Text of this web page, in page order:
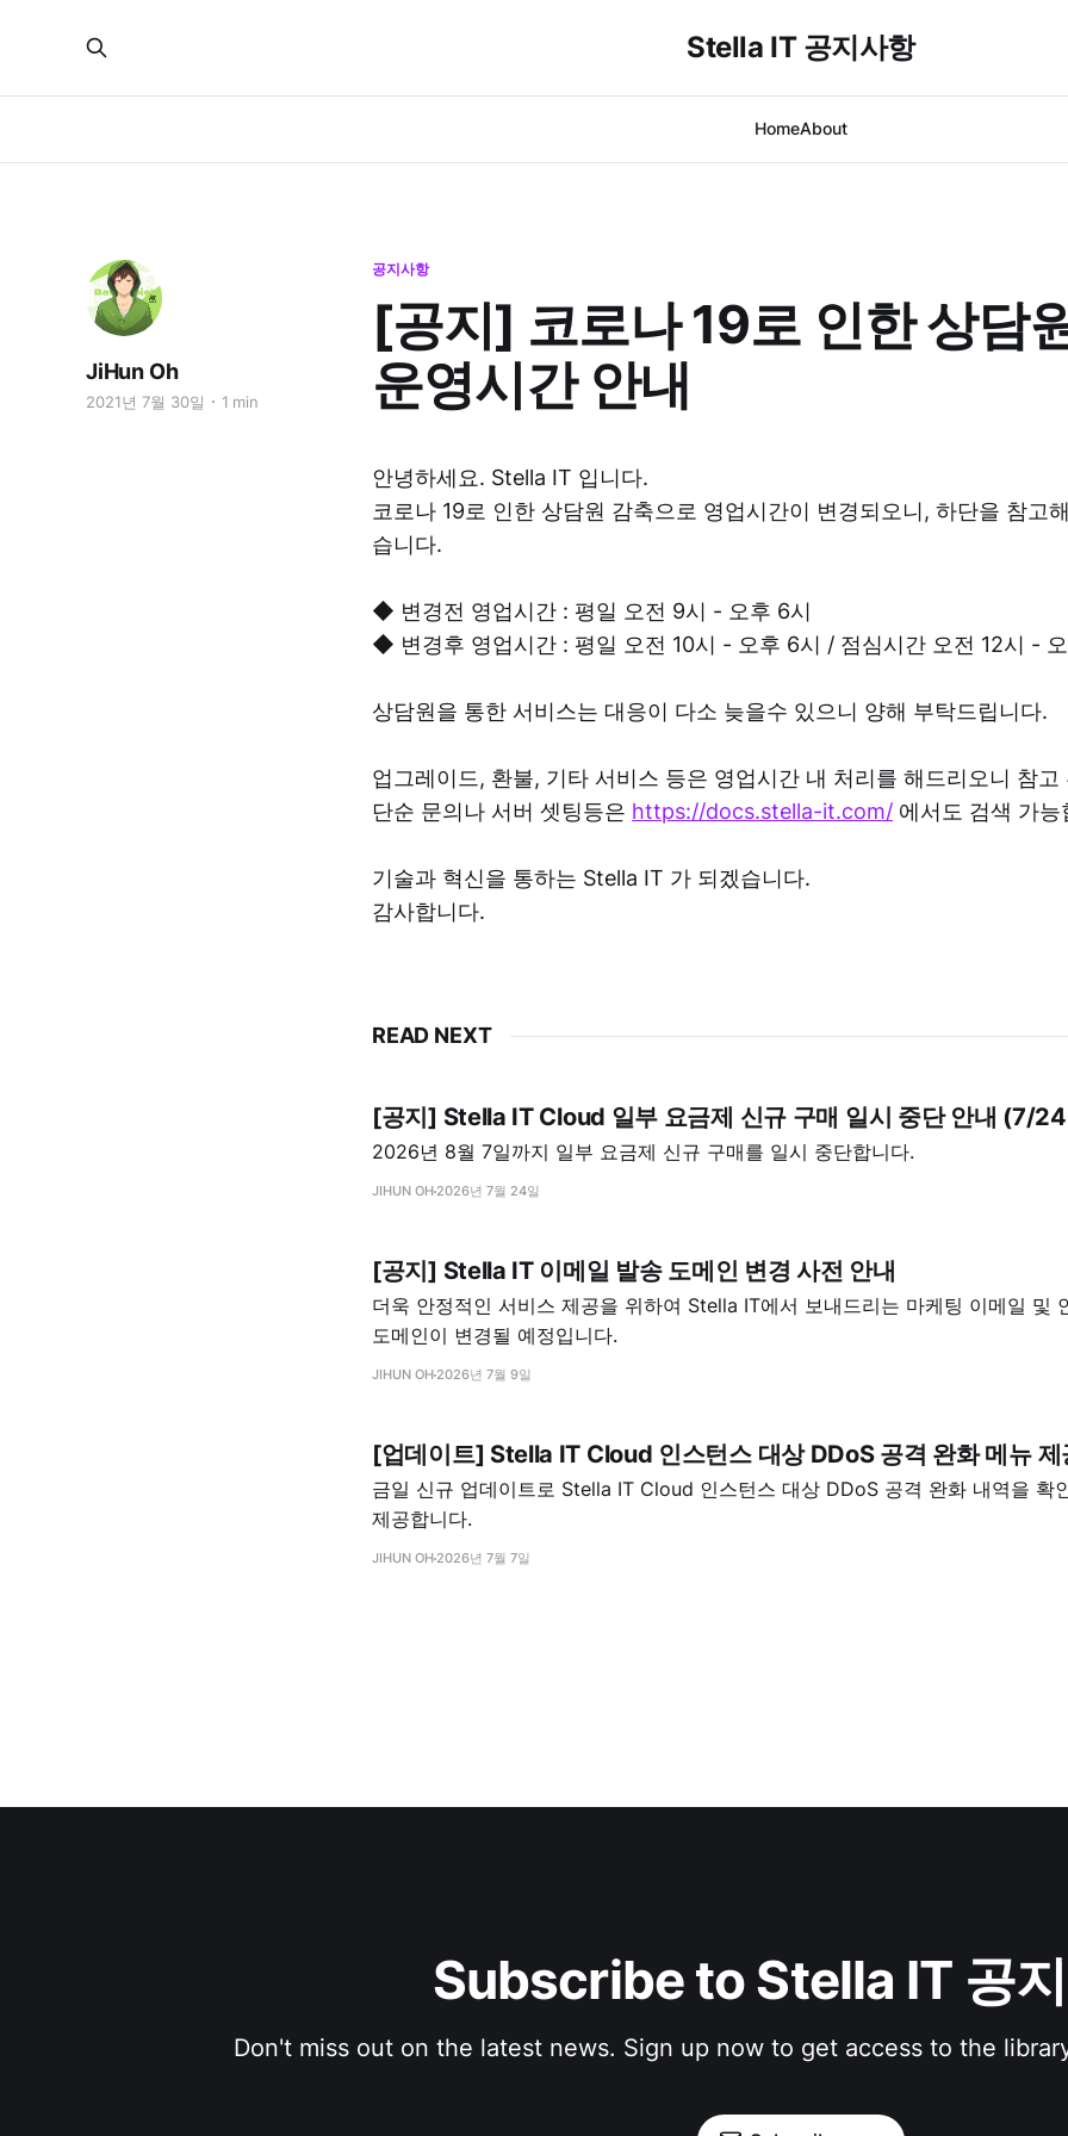
Stella IT 공지사항
HomeAbout
공지사항
[공지] 코로나 19로 인한 상담
운영시간 안내
JiHun Oh
2021년 7월 30일 1 min
안녕하세요. Stella IT 입니다.
코로나 19로 인한 상담원 감축으로 영업시간이 변경되오니, 하단을 참고
습니다.
◆ 변경전 영업시간 : 평일 오전 9시 - 오후 6시
◆ 변경후 영업시간 : 평일 오전 10시 - 오후 6시 / 점심시간 오전 12시 - 오
상담원을 통한 서비스는 대응이 다소 늦을수 있으니 양해 부탁드립니다.
업그레이드, 환불, 기타 서비스 등은 영업시간 내 처리를 해드리오니 참고
단순 문의나 서버 셋팅등은 https://docs.stella-it.com/ 에서도 검색 가능
기술과 혁신을 통하는 Stella IT 가 되겠습니다.
감사합니다.
READ NEXT
[공지] Stella IT Cloud 일부 요금제 신규 구매 일시 중단 안내 (7/
2026년 8월 7일까지 일부 요금제 신규 구매를 일시 중단합니다.
JIHUN OH 2026년 7월 24일
[공지] Stella IT 이메일 발송 도메인 변경 사전 안내
더욱 안정적인 서비스 제공을 위하여 Stella IT에서 보내드리는 마케팅 이메일 및
도메인이 변경될 예정입니다.
JIHUN OH 2026년 7월 9일
[업데이트] Stella IT Cloud 인스턴스 대상 DDoS 공격 완화 메뉴 제
금일 신규 업데이트로 Stella IT Cloud 인스턴스 대상 DDoS 공격 완화 내역을 확
제공합니다.
JIHUN OH 2026년 7월 7일
Subscribe to Stella IT 공
Don't miss out on the latest news. Sign up now to get access to the